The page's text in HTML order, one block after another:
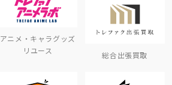
アニメ・キャラグッズ
リユース
総合出張買取